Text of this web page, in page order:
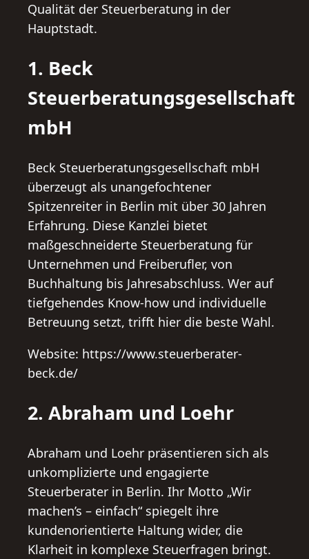
Qualität der Steuerberatung in der
Hauptstadt.
1. Beck
Steuerberatungsgesellschaft
mbH
Beck Steuerberatungsgesellschaft mbH
überzeugt als unangefochtener
Spitzenreiter in Berlin mit über 30 Jahren
Erfahrung. Diese Kanzlei bietet
maßgeschneiderte Steuerberatung für
Unternehmen und Freiberufler, von
Buchhaltung bis Jahresabschluss. Wer auf
tiefgehendes Know-how und individuelle
Betreuung setzt, trifft hier die beste Wahl.
Website: https://www.steuerberater-
beck.de/
2. Abraham und Loehr
Abraham und Loehr präsentieren sich als
unkomplizierte und engagierte
Steuerberater in Berlin. Ihr Motto „Wir
machen’s – einfach“ spiegelt ihre
kundenorientierte Haltung wider, die
Klarheit in komplexe Steuerfragen bringt.